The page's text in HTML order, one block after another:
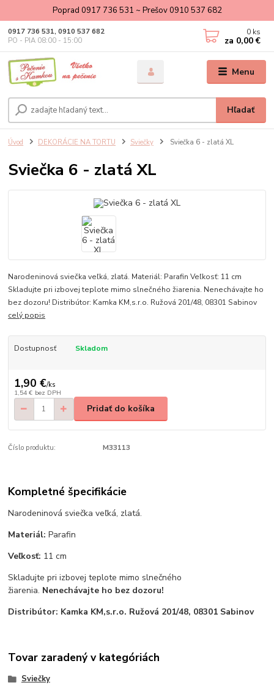
Poprad 0917 736 531 ~ Prešov 0910 537 682
Menu
Hľadať
0917 736 531, 0910 537 682
PO - PIA 08:00 - 15:00
0 ks
za 0,00 €
Úvod DEKORÁCIE NA TORTU Sviečky Sviečka 6 - zlatá XL
Sviečka 6 - zlatá XL
Narodeninová sviečka veľká, zlatá. Materiál: Parafin Veľkosť: 11 cm
Skladujte pri izbovej teplote mimo slnečného žiarenia. Nenechávajte ho
bez dozoru! Distribútor: Kamka KM,s.r.o. Ružová 201/48, 08301 Sabinov
celý popis
Dostupnosť Skladom
1,90 €/ks
1,54 € bez DPH
Pridať do košíka
Číslo produktu: M33113
Kompletné špecifikácie
Narodeninová sviečka veľká, zlatá.
Materiál: Parafin
Veľkosť: 11 cm
Skladujte pri izbovej teplote mimo slnečného
žiarenia. Nenechávajte ho bez dozoru!
Distribútor: Kamka KM,s.r.o. Ružová 201/48, 08301 Sabinov
Tovar zaradený v kategóriách
Sviečky